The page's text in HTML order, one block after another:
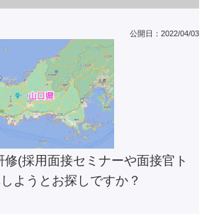
公開日：2022/04/03
修(採用面接セミナーや面接官ト
ようとお探しですか？